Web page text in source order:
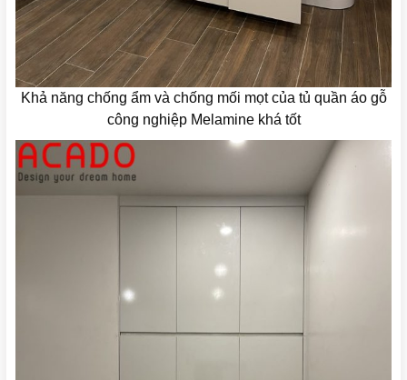
Khả năng chống ẩm và chống mối mọt của tủ quần áo gỗ
công nghiệp Melamine khá tốt